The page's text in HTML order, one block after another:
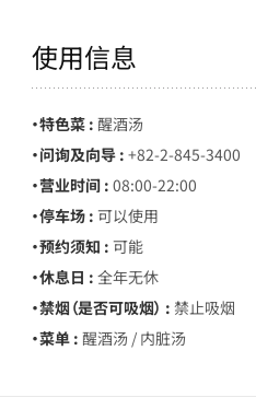
使用信息
・特色菜 : 醒酒汤
・问询及向导 : +82-2-845-3400
・营业时间 : 08:00-22:00
・停车场 : 可以使用
・预约须知 : 可能
・休息日 : 全年无休
・禁烟（是否可吸烟） : 禁止吸烟
・菜单 : 醒酒汤 / 内脏汤